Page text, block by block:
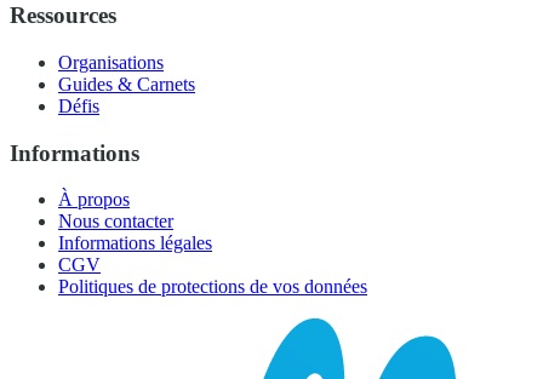
Ressources
Organisations
Guides & Carnets
Défis
Informations
À propos
Nous contacter
Informations légales
CGV
Politiques de protections de vos données